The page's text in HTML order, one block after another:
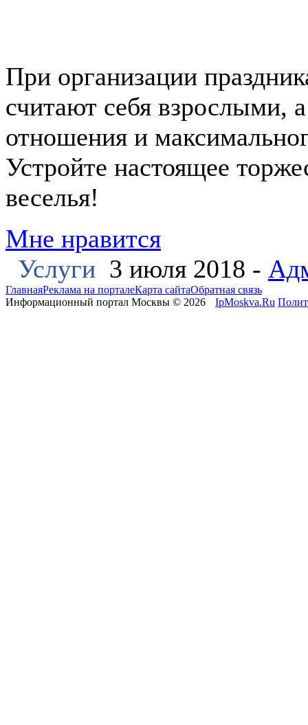
При организации
считают себя взрослыми,
отношения и
Устройте настоящее
веселья!
Мне нравится
Услуги 3 июля 2018 -
ГлавнаяРеклама на порталеКарта сайтаОбратная связь
Информационный портал Москвы © 2026
IpMoskva.Ru